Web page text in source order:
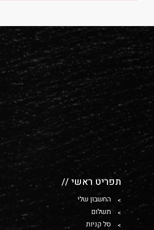
תפריט ראשי //
החשבון שלי
תשלום
סל קניות